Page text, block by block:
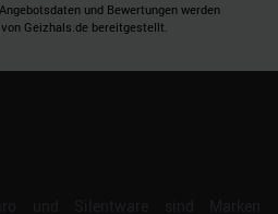
und Bewertungen werden
Geizhals.de bereitgestellt.